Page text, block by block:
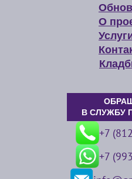
О
В СЛУЖБУ
+7
+7